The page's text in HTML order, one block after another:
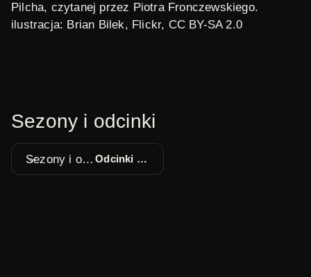
Pilcha, czytanej przez Piotra Fronczewskiego.
ilustracja: Brian Bilek, Flickr, CC BY-SA 2.0
Sezony i odcinki
Sezony i odcinki Odcinki 1 - 16